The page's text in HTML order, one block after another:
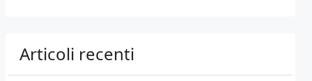
Articoli recenti